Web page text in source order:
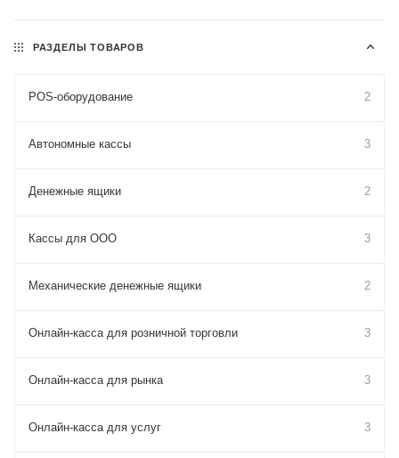
РАЗДЕЛЫ ТОВАРОВ
POS-оборудование 2
Автономные кассы 3
Денежные ящики 2
Кассы для ООО 3
Механические денежные ящики 2
Онлайн-касса для розничной торговли 3
Онлайн-касса для рынка 3
Онлайн-касса для услуг 3